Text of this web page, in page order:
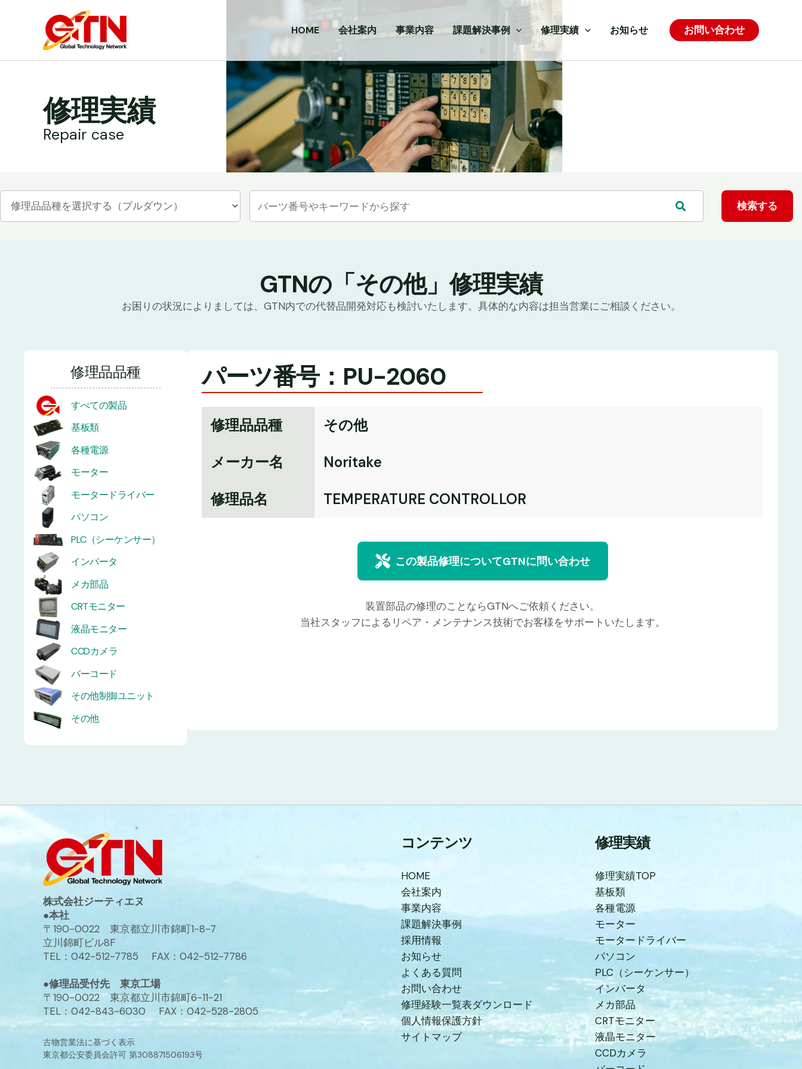
HOME 会社案内 事業内容 課題解決事例 修理実績 お知らせ お問い合わせ
修理実績
Repair case
GTNの「その他」修理実績
お困りの状況によりましては、GTN内での代替品開発対応も検討いたします。具体的な内容は担当営業にご相談ください。
修理品品種
すべての製品
基板類
各種電源
モーター
モータードライバー
パソコン
PLC（シーケンサー）
インバータ
メカ部品
CRTモニター
液晶モニター
CCDカメラ
バーコード
その他制御ユニット
その他
パーツ番号：PU-2060
修理品品種
その他
メーカー名
Noritake
修理品名
TEMPERATURE CONTROLLOR
この製品修理についてGTNに問い合わせ
装置部品の修理のことならGTNへご依頼ください。
当社スタッフによるリペア・メンテナンス技術でお客様をサポートいたします。
株式会社ジーティエヌ
●本社
〒190-0022 東京都立川市錦町1-8-7
立川錦町ビル8F
TEL：042-512-7785 FAX：042-512-7786
●修理品受付先 東京工場
〒190-0022 東京都立川市錦町6-11-21
TEL：042-843-6030 FAX：042-528-2805
古物営業法に基づく表示
東京都公安委員会許可 第308871506193号
コンテンツ
HOME
会社案内
事業内容
課題解決事例
採用情報
お知らせ
よくある質問
お問い合わせ
修理経験一覧表ダウンロード
個人情報保護方針
サイトマップ
修理実績
修理実績TOP
基板類
各種電源
モーター
モータードライバー
パソコン
PLC（シーケンサー）
インバータ
メカ部品
CRTモニター
液晶モニター
CCDカメラ